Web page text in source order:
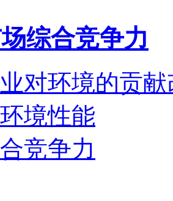
综合竞争力
对环境的贡献
境性能
竞争力